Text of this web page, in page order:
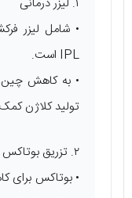
IPL است.
• به کاهش
تولید کلاژن
۲. تزریق بوتاکس و فیلر
• بوتاکس برای